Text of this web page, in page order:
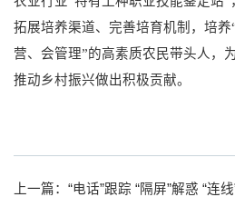
拓展培养渠道、完善培育机制，培
营、会管理”的高素质农民带头人，
推动乡村振兴做出积极贡献。
上一篇： “电话”跟踪 “隔屏”解惑 “连线”答疑——宁夏农业学校